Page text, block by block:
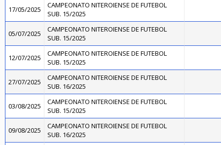
17/05/2025
CAMPEONATO NITEROIENSE DE FUTEBOL
SUB. 15/2025
05/07/2025
CAMPEONATO NITEROIENSE DE FUTEBOL
SUB. 15/2025
12/07/2025
CAMPEONATO NITEROIENSE DE FUTEBOL
SUB. 15/2025
27/07/2025
CAMPEONATO NITEROIENSE DE FUTEBOL
SUB. 16/2025
03/08/2025
CAMPEONATO NITEROIENSE DE FUTEBOL
SUB. 15/2025
09/08/2025
CAMPEONATO NITEROIENSE DE FUTEBOL
SUB. 16/2025